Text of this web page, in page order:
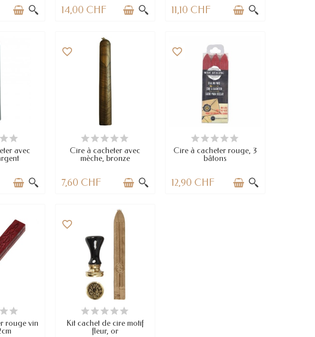
14,00 CHF 11,10 CHF
EN STOCK
avec
EN STOCK
favorite_border
Cire à cacheter avec
mèche, bronze
7,60 CHF
EN STOCK
favorite_border
Cire à cacheter rouge, 3
bâtons
12,90 CHF
EN STOCK
rouge vin
DERNIERS ARTICLES EN STOCK
favorite_border
Kit cachet de cire motif
fleur, or